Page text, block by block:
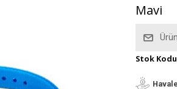
Mavi
Stok